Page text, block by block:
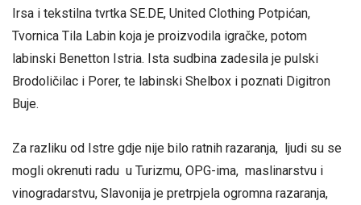
Irsa i tekstilna tvrtka SE.DE, United Clothing Potpićan,
Tvornica Tila Labin koja je proizvodila igračke, potom
labinski Benetton Istria. Ista sudbina zadesila je pulski
Brodoličilac i Porer, te labinski Shelbox i poznati Digitron
Buje.
Za razliku od Istre gdje nije bilo ratnih razaranja, ljudi su se
mogli okrenuti radu u Turizmu, OPG-ima, maslinarstvu i
vinogradarstvu, Slavonija je pretrpjela ogromna razaranja,